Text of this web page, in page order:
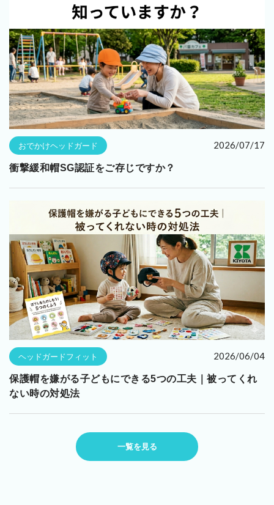
おでかけヘッドガード 2026/07/17
衝撃緩和帽SG認証をご存じですか？
ヘッドガードフィット 2026/06/04
保護帽を嫌がる子どもにできる5つの工夫｜被ってくれ
ない時の対処法
一覧を見る